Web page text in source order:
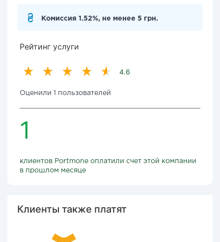
Комиссия 1.52%, не менее 5 грн.
Рейтинг услуги
4.6
Оценили 1 пользователей
1
клиентов Portmone оплатили счет этой компании
в прошлом месяце
Клиенты также платят